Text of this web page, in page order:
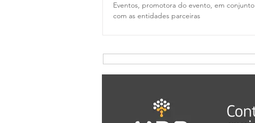
Eventos, promotora do evento, em conjunto
com as entidades parceiras